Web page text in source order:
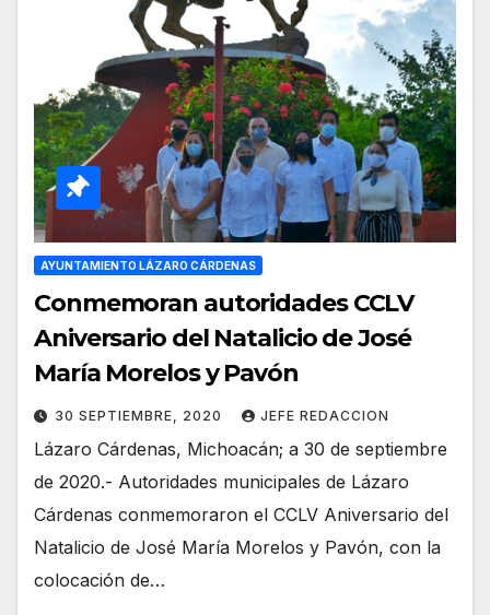
AYUNTAMIENTO LÁZARO CÁRDENAS
Conmemoran autoridades CCLV
Aniversario del Natalicio de José
María Morelos y Pavón
30 SEPTIEMBRE, 2020 JEFE REDACCION
Lázaro Cárdenas, Michoacán; a 30 de septiembre
de 2020.- Autoridades municipales de Lázaro
Cárdenas conmemoraron el CCLV Aniversario del
Natalicio de José María Morelos y Pavón, con la
colocación de…